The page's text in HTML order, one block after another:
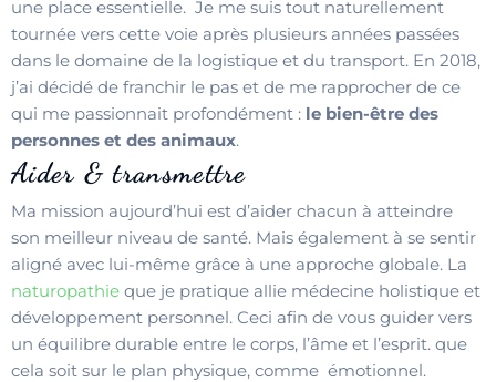
une place essentielle. Je me suis tout naturellement
tournée vers cette voie après plusieurs années passées
dans le domaine de la logistique et du transport. En 2018,
j’ai décidé de franchir le pas et de me rapprocher de ce
qui me passionnait profondément : le bien-être des
personnes et des animaux.
Aider & transmettre
Ma mission aujourd’hui est d’aider chacun à atteindre
son meilleur niveau de santé. Mais également à se sentir
aligné avec lui-même grâce à une approche globale. La
naturopathie que je pratique allie médecine holistique et
développement personnel. Ceci afin de vous guider vers
un équilibre durable entre le corps, l’âme et l’esprit. que
cela soit sur le plan physique, comme émotionnel.